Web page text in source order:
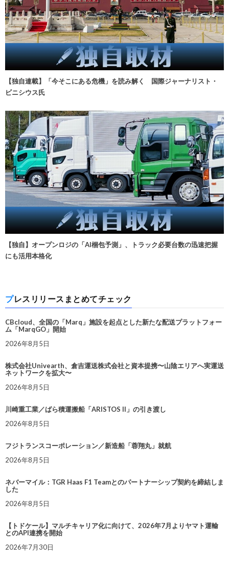
【独自連載】「今そこにある危機」を読み解く 国際ジャーナリスト・
ビニシウス氏
【独自】オープンロジの「AI梱包予測」、トラック必要台数の迅速把握
にも活用本格化
プレスリリースまとめてチェック
CBcloud、全国の「Marq」施設を起点とした新たな配送プラットフォー
ム「MarqGO」開始
2026年8月5日
株式会社Univearth、倉吉運送株式会社と資本提携〜山陰エリアへ実運送
ネットワークを拡大〜
2026年8月5日
川崎重工業／ばら積運搬船「ARISTOS II」の引き渡し
2026年8月5日
フジトランスコーポレーション／新造船「蓉翔丸」就航
2026年8月5日
ネバーマイル：TGR Haas F1 Teamとのパートナーシップ契約を締結しま
した
2026年8月5日
【トドケール】マルチキャリア化に向けて、2026年7月よりヤマト運輸
とのAPI連携を開始
2026年7月30日